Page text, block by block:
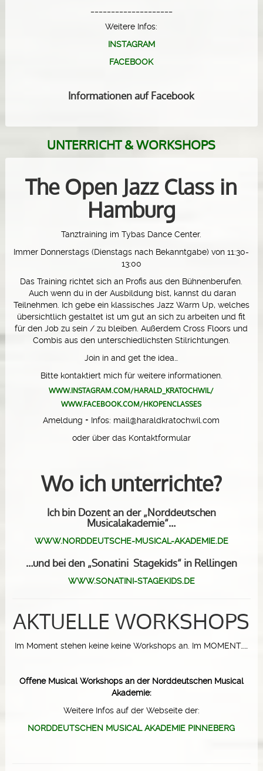
Weitere Infos:
INSTAGRAM
FACEBOOK
Informationen auf Facebook
UNTERRICHT & WORKSHOPS
The Open Jazz Class in
Hamburg
Tanztraining im Tybas Dance Center.
Immer Donnerstags (Dienstags nach Bekanntgabe) von 11:30-
13:00
Das Training richtet sich an Profis aus den Bühnenberufen.
Auch wenn du in der Ausbildung bist, kannst du daran
Teilnehmen. Ich gebe ein klassisches Jazz Warm Up, welches
übersichtlich gestaltet ist um gut an sich zu arbeiten und fit
für den Job zu sein / zu bleiben. Außerdem Cross Floors und
Combis aus den unterschiedlichsten Stilrichtungen.
Join in and get the idea…
Bitte kontaktiert mich für weitere informationen.
WWW.INSTAGRAM.COM/HARALD_KRATOCHWIL/
WWW.FACEBOOK.COM/HKOPENCLASSES
Ameldung + Infos: mail@haraldkratochwil.com
oder über das Kontaktformular
Wo ich unterrichte?
Ich bin Dozent an der „Norddeutschen
Musicalakademie“…
WWW.NORDDEUTSCHE-MUSICAL-AKADEMIE.DE
…und bei den „Sonatini Stagekids“ in Rellingen
WWW.SONATINI-STAGEKIDS.DE
AKTUELLE WORKSHOPS
Im Moment stehen keine keine Workshops an. Im MOMENT……
Offene Musical Workshops an der Norddeutschen Musical
Akademie:
Weitere Infos auf der Webseite der:
NORDDEUTSCHEN MUSICAL AKADEMIE PINNEBERG